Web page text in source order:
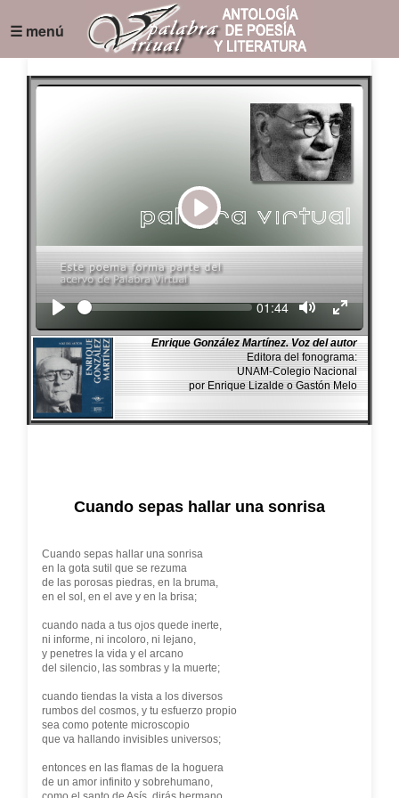
☰ menú
Play
Seek Current
01:44
Enrique González Martínez. Voz del autor
Editora del fonograma:
UNAM-Colegio Nacional
por Enrique Lizalde o Gastón Melo
Cuando sepas hallar una sonrisa
Cuando sepas hallar una sonrisa
en la gota sutil que se rezuma
de las porosas piedras, en la bruma,
en el sol, en el ave y en la brisa;
cuando nada a tus ojos quede inerte,
ni informe, ni incoloro, ni lejano,
y penetres la vida y el arcano
del silencio, las sombras y la muerte;
cuando tiendas la vista a los diversos
rumbos del cosmos, y tu esfuerzo propio
sea como potente microscopio
que va hallando invisibles universos;
entonces en las flamas de la hoguera
de un amor infinito y sobrehumano,